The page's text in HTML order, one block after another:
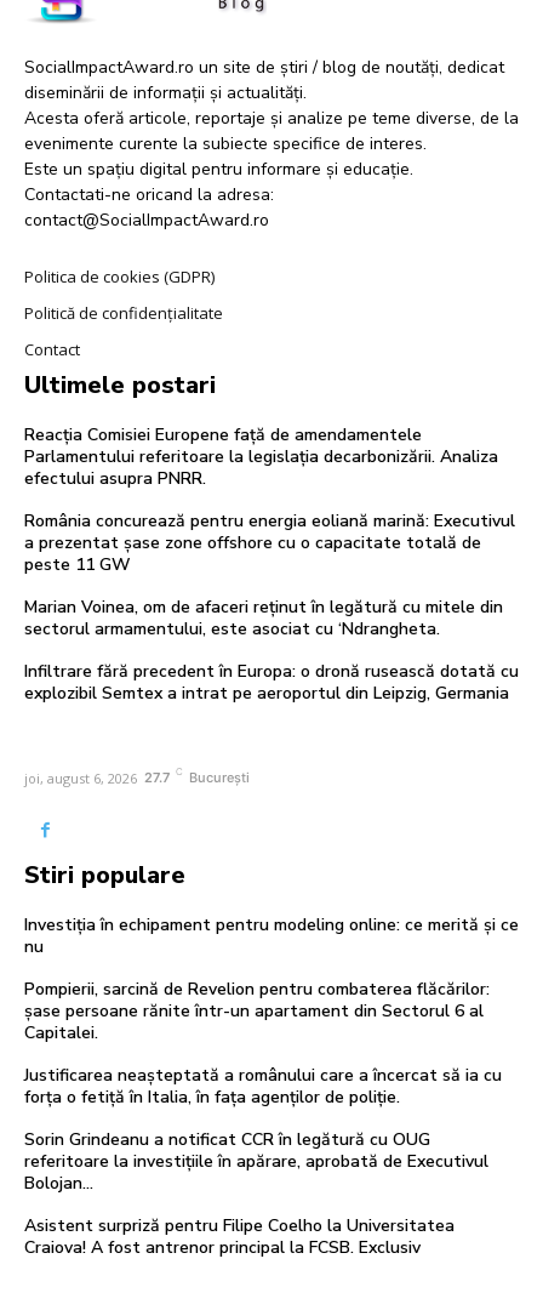
SocialImpactAward.ro un site de știri / blog de noutăți, dedicat
diseminării de informații și actualități.
Acesta oferă articole, reportaje și analize pe teme diverse, de la
evenimente curente la subiecte specifice de interes.
Este un spațiu digital pentru informare și educație.
Contactati-ne oricand la adresa:
contact@SocialImpactAward.ro
Politica de cookies (GDPR)
Politică de confidențialitate
Contact
Ultimele postari
Reacția Comisiei Europene față de amendamentele
Parlamentului referitoare la legislația decarbonizării. Analiza
efectului asupra PNRR.
România concurează pentru energia eoliană marină: Executivul
a prezentat șase zone offshore cu o capacitate totală de
peste 11 GW
Marian Voinea, om de afaceri reținut în legătură cu mitele din
sectorul armamentului, este asociat cu ‘Ndrangheta.
Infiltrare fără precedent în Europa: o dronă rusească dotată cu
explozibil Semtex a intrat pe aeroportul din Leipzig, Germania
joi, august 6, 2026 27.7 C București
Stiri populare
Investiția în echipament pentru modeling online: ce merită și ce
nu
Pompierii, sarcină de Revelion pentru combaterea flăcărilor:
șase persoane rănite într-un apartament din Sectorul 6 al
Capitalei.
Justificarea neașteptată a românului care a încercat să ia cu
forța o fetiță în Italia, în fața agenților de poliție.
Sorin Grindeanu a notificat CCR în legătură cu OUG
referitoare la investițiile în apărare, aprobată de Executivul
Bolojan…
Asistent surpriză pentru Filipe Coelho la Universitatea
Craiova! A fost antrenor principal la FCSB. Exclusiv